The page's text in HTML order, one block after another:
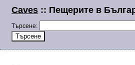
Caves :: Пещерите в
Търсене: